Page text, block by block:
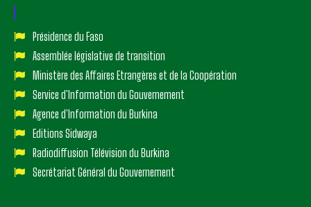
Présidence du Faso
Assemblée législative de transition
Ministère des Affaires Etrangères et de la Coopération
Service d'Information du Gouvernement
Agence d'Information du Burkina
Editions Sidwaya
Radiodiffusion Télévision du Burkina
Secrétariat Général du Gouvernement